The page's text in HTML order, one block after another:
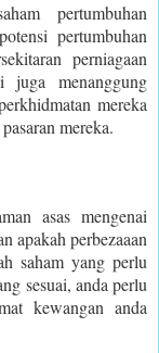
pertumbuhan
pertumbuhan
perniagaan
juga menanggung
mereka
mereka.
asas mengenai
apakah perbezaaan
saham yang perlu
sesuai, anda perlu
kewangan anda